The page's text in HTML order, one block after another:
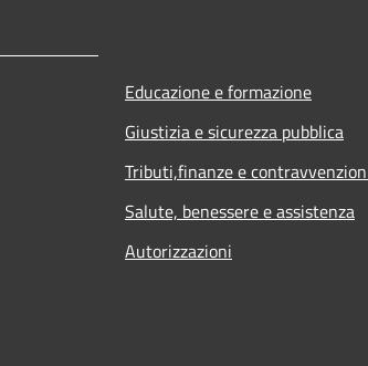
Educazione e formazione
Giustizia e sicurezza pubblica
Tributi,finanze e
Salute, benessere e assistenza
Autorizzazioni